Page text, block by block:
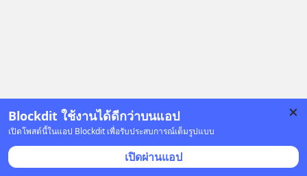
Blockdit ใช้งานได้ดีกว่าบนแอป
เปิดโพสต์นี้ในแอป Blockdit เพื่อรับประสบการณ์เต็มรูปแบบ
เปิดผ่านแอป